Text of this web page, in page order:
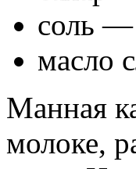
соль —
масло
Манная
молоке,